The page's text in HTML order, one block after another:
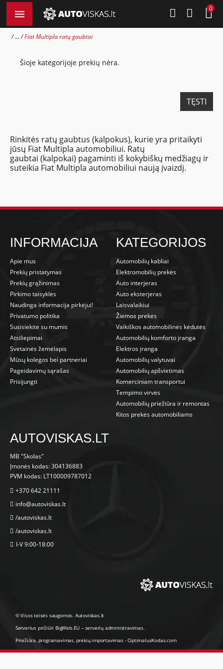
0
... Fiat Multipla ratų gaubtai
Šioje kategorijoje prekių nėra.
TĘSTI
Rinkitės ratų gaubtus (kalpokus), kurie yra pritaikyti
jūsų Fiat Multipla automobiliui. Ratų
gaubtai (kalpokai) pagaminti iš kokybiškų medžiagų ir
suteikia Fiat Multipla automobiliui naują įvaizdį.
INFORMACIJA
Apie mus
Prekių pristatymas
Prekių grąžinimas
Pirkimo taisyklės
Naudinga informacija pirkėjui!
Privatumo politika
Susisiekite su mumis
Atsiliepimai
Svetainės žemėlapis
Mūsų kolegos bei partneriai
Pageidavimų sąrašas
Prisijungti
KATEGORIJOS
Automobilių kabliai
Elektromobilių prekės
Auto interjeras
Auto eksterjeras
Laisvalaikiui
Žiemos prekės
Vaikiškos automobilinės kėdutės
Automobilių komforto įranga
Elektros įranga
Automobilių valytuvai
Automobilių apšvietimas
Komerciniam transportui
Tempimo virvės
Automobilių priežiūra ir remontas
Kitos prekės automobiliams
AUTOVISKAS.LT
MB "Skolas"
Įmonės kodas: 304136883
PVM kodas: LT100009787012
+370 642 21111
info@autoviskas.lt
/autoviskas.lt
/autoviskas.lt
I-V 9:00-18:00
© Visos teisės saugomos. Autoviskas.lt
Serverius prižiūri BigWeb.EU – serverių administravimas.
Priežiūra, programavimas, prekių importavimas-OptimalusKodas.com